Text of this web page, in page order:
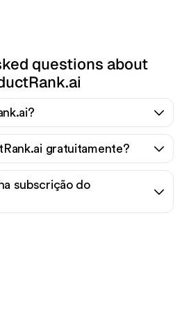
questions about
gratuitamente?
subscrição do